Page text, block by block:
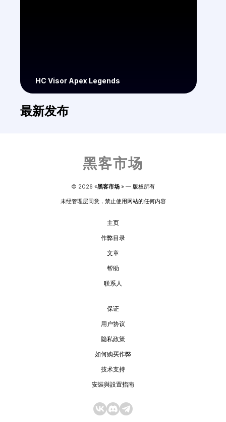
HC Visor Apex Legends
最新发布
黑客市场
© 2026 «黑客市场 » — 版权所有
未经管理层同意，禁止使用网站的任何内容
主页
作弊目录
文章
帮助
联系人
保证
用户协议
隐私政策
如何购买作弊
技术支持
安裝與設置指南